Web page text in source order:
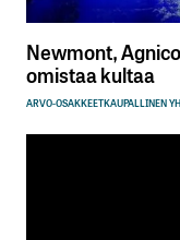
Newmont,
omistaa kultaa
ARVO-OSAKKEETKAUPALLINEN